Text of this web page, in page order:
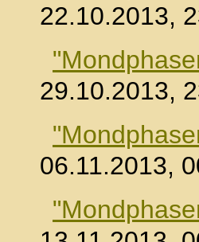
22.10.2013,
29.10.2013,
06.11.2013,